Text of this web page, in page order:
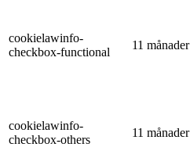
cookielawinfo-
checkbox-functional
11 månader
cookielawinfo-
checkbox-others
11 månader